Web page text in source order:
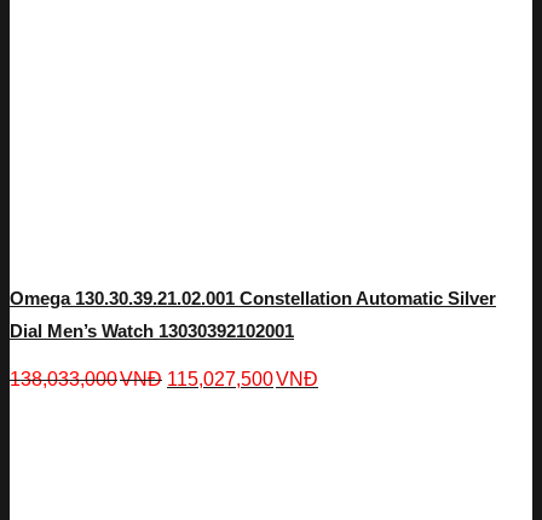
Omega 130.30.39.21.02.001 Constellation Automatic Silver
Dial Men’s Watch 13030392102001
138,033,000VNĐ 115,027,500VNĐ